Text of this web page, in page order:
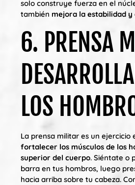
solo construye fuerza en el
también mejora la estabilidad y
6. PRENSA
LOS
La prensa militar es un ejercicio
fortalecer los músculos de los
superior del cuerpo. Siéntate o
barra en tus hombros, luego
hacia arriba sobre tu cabeza.